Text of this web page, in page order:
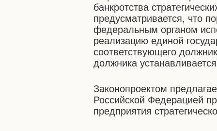
банкротства
предусматривается, что
федеральным органом
реализацию единой
соответствующего
должника
Законопроектом
Российской Федерацией
предприятия